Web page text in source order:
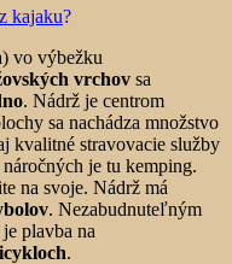
kajaku?
vo výbežku
vrchov sa
. Nádrž je centrom
sa nachádza množstvo
kvalitné stravovacie služby
je tu kemping.
na svoje. Nádrž má
. Nezabudnuteľným
plavba na
.